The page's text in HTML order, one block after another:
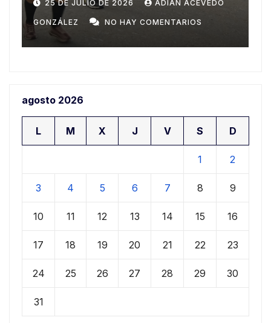
20 DE JULIO DE 2026 ADIAN ACEVEDO
GONZÁLEZ NO HAY COMENTARIOS
agosto 2026
L M X J V S D
1 2
3 4 5 6 7 8 9
10 11 12 13 14 15 16
17 18 19 20 21 22 23
24 25 26 27 28 29 30
31